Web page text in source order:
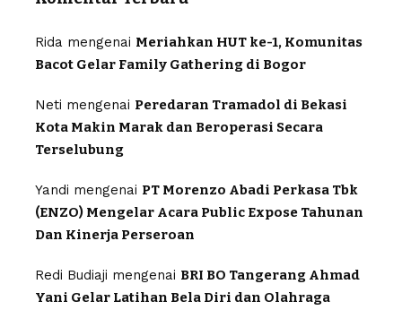
Rida mengenai Meriahkan HUT ke-1, Komunitas
Bacot Gelar Family Gathering di Bogor
Neti mengenai Peredaran Tramadol di Bekasi
Kota Makin Marak dan Beroperasi Secara
Terselubung
Yandi mengenai PT Morenzo Abadi Perkasa Tbk
(ENZO) Mengelar Acara Public Expose Tahunan
Dan Kinerja Perseroan
Redi Budiaji mengenai BRI BO Tangerang Ahmad
Yani Gelar Latihan Bela Diri dan Olahraga